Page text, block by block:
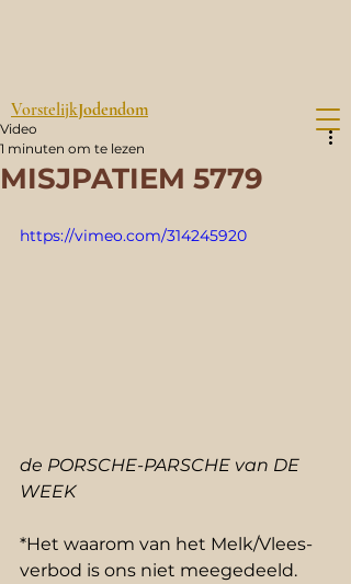
VorstelijkJodendom
MISJPATIEM 5779
Video
1 minuten om te lezen
https://vimeo.com/314245920
de PORSCHE-PARSCHE van DE
WEEK
*Het waarom van het Melk/Vlees-
verbod is ons niet meegedeeld.